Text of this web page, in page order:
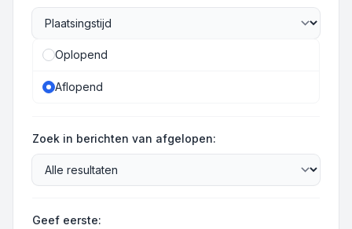
Oplopend
Aflopend
Zoek in berichten van afgelopen:
Geef eerste: